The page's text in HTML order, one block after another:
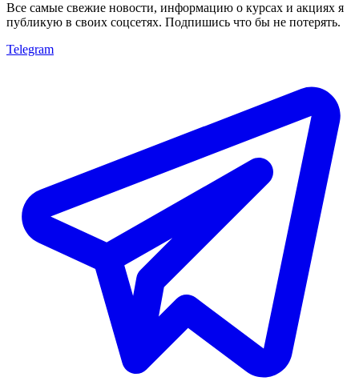
Все самые свежие новости, информацию о курсах и акциях я
публикую в своих соцсетях. Подпишись что бы не потерять.
Telegram